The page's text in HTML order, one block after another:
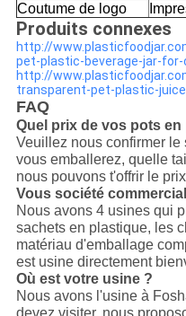
Coutume de logo
Produits connexes
http://
pet-plastic-beverage-jar-
http://
transparent-pet-plastic-
FAQ
Quel prix de vos pots en
Veuillez nous confirmer
vous emballerez, quelle
nous pouvons t'offrir le
Vous société
Nous avons 4 usines qui
sachets en plastique, les
matériau d'emballage
est usine directement
Où est votre usine ?
Nous avons l'usine à